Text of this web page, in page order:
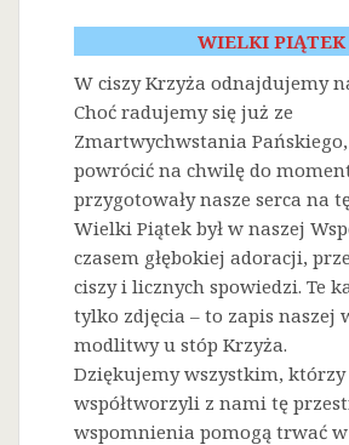
WIELKI PIĄTEK
W ciszy Krzyża odnajdujemy
Choć radujemy się już ze
Zmartwychwstania
powrócić na chwilę do
przygotowały nasze serca na
Wielki Piątek był w naszej
czasem głębokiej adoracji,
ciszy i licznych spowiedzi. Te
tylko zdjęcia – to zapis naszej
modlitwy u stóp Krzyża.
Dziękujemy wszystkim, którzy
współtworzyli z nami tę
wspomnienia pomogą trwać w